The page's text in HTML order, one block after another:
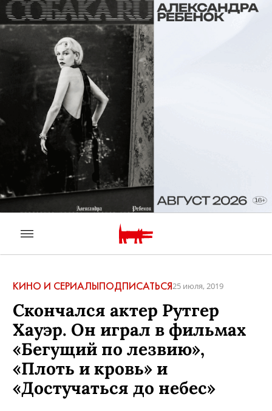
КИНО И СЕРИАЛЫПОДПИСАТЬСЯ25 июля, 2019
Скончался актер Рутгер
Хауэр. Он играл в фильмах
«Бегущий по лезвию»,
«Плоть и кровь» и
«Достучаться до небес»